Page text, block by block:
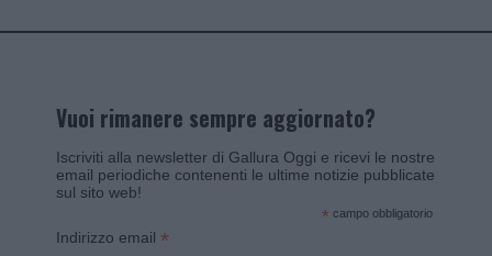
Vuoi rimanere sempre aggiornato?
Iscriviti alla newsletter di Gallura Oggi e ricevi le nostre
email periodiche contenenti le ultime notizie pubblicate
sul sito web!
* campo obbligatorio
Indirizzo email *